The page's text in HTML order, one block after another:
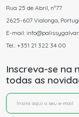
Rua 25 de Abril, nº77
2625-607 Vialonga,
E-mail:
Tel.: +351 21 322 34 00
Inscreva-se na
todas as